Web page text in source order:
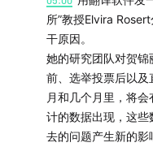
所”教授Elvira
干原因。
她的研究团队对贺
前、选举投票后以
月和几个月里，将
计的数据出现，这
去的问题产生新的影